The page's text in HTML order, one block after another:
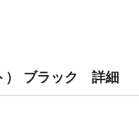
） ブラック 詳細